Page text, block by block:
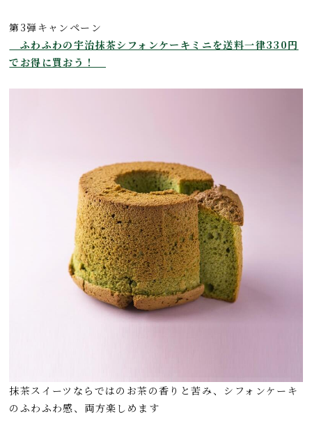
第3弾キャンペーン
ふわふわの宇治抹茶シフォンケーキミニを送料一律330円
でお得に買おう！
抹茶スイーツならではのお茶の香りと苦み、シフォンケーキ
のふわふわ感、両方楽しめます